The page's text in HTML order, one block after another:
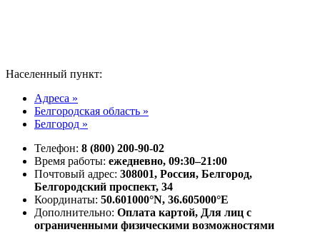
Населенный пункт:
Адреса »
Белгородская область »
Белгород »
Телефон: 8 (800) 200-90-02
Время работы: ежедневно, 09:30–21:00
Почтовый адрес: 308001, Россия, Белгород,
Белгородский проспект, 34
Координаты: 50.601000°N, 36.605000°E
Дополнительно: Оплата картой, Для лиц с
ограниченными физическими возможностями